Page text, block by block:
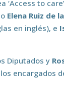
to
Elena Ruiz de
en inglés), e
Diputados y
encargados